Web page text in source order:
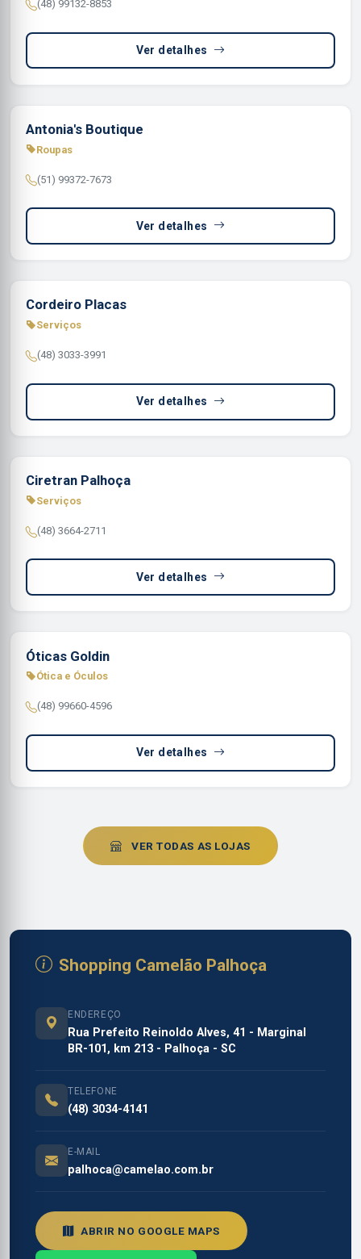
(48) 99132-8853
Ver detalhes
Antonia's Boutique
Roupas
(51) 99372-7673
Ver detalhes
Cordeiro Placas
Serviços
(48) 3033-3991
Ver detalhes
Ciretran Palhoça
Serviços
(48) 3664-2711
Ver detalhes
Óticas Goldin
Ótica e Óculos
(48) 99660-4596
Ver detalhes
VER TODAS AS LOJAS
Shopping Camelão Palhoça
ENDEREÇO
Rua Prefeito Reinoldo Alves, 41 - Marginal
BR-101, km 213 - Palhoça - SC
TELEFONE
(48) 3034-4141
E-MAIL
palhoca@camelao.com.br
ABRIR NO GOOGLE MAPS